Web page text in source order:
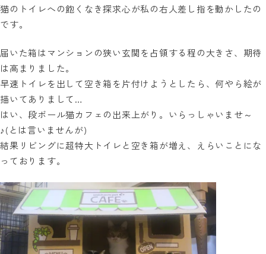
猫のトイレへの飽くなき探求心が私の右人差し指を動かしたの
です。
届いた箱はマンションの狭い玄関を占領する程の大きさ、期待
は高まりました。
早速トイレを出して空き箱を片付けようとしたら、何やら絵が
描いてありまして…
はい、段ボール猫カフェの出来上がり。いらっしゃいませ～
♪(とは言いませんが)
結果リビングに超特大トイレと空き箱が増え、えらいことにな
っております。